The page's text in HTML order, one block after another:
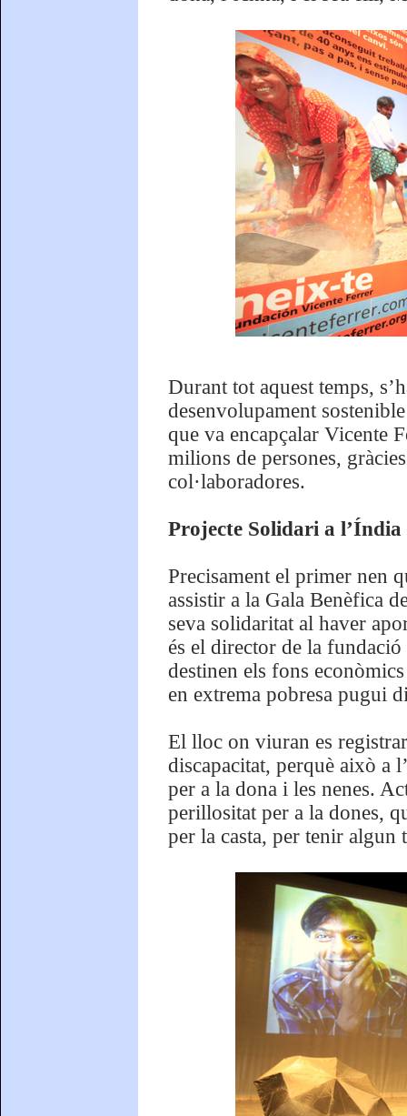
Durant tot aquest temps,
desenvolupament
que va encapçalar Vicente
milions de persones,
col·laboradores.
Projecte Solidari a
Precisament el primer nen
assistir a la Gala Benèfica
seva solidaritat al haver
és el director de la
destinen els fons
en extrema pobresa pugui
El lloc on viuran es
discapacitat, perquè això a
per a la dona i les nenes.
perillositat per a la dones,
per la casta, per tenir algun